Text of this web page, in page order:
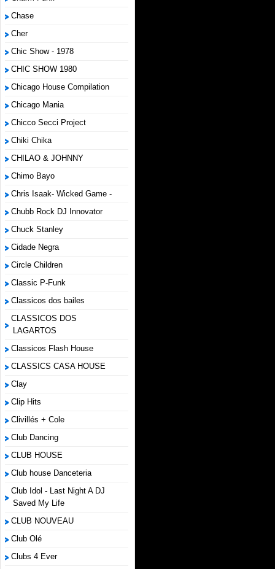
Chase
Cher
Chic Show - 1978
CHIC SHOW 1980
Chicago House Compilation
Chicago Mania
Chicco Secci Project
Chiki Chika
CHILAO & JOHNNY
Chimo Bayo
Chris Isaak- Wicked Game -
Chubb Rock DJ Innovator
Chuck Stanley
Cidade Negra
Circle Children
Classic P-Funk
Classicos dos bailes
CLASSICOS DOS
LAGARTOS
Classicos Flash House
CLASSICS CASA HOUSE
Clay
Clip Hits
Clivillés + Cole
Club Dancing
CLUB HOUSE
Club house Danceteria
Club Idol - Last Night A DJ
Saved My Life
CLUB NOUVEAU
Club Olé
Clubs 4 Ever